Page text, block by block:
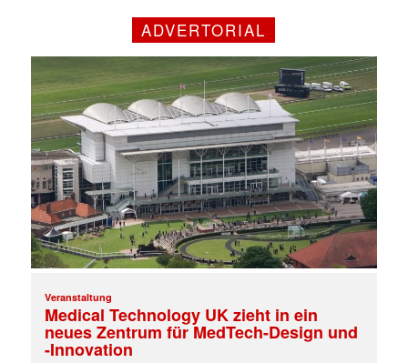
ADVERTORIAL
Veranstaltung
Medical Technology UK zieht in ein
neues Zentrum für MedTech-Design und
-Innovation